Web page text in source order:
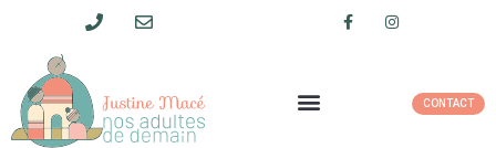
CONTACT